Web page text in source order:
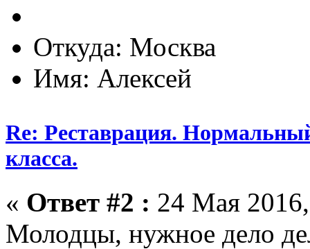
Откуда: Москва
Имя: Алексей
Re: Реставрация.
класса.
« Ответ #2 : 24 Мая
Молодцы, нужное дело